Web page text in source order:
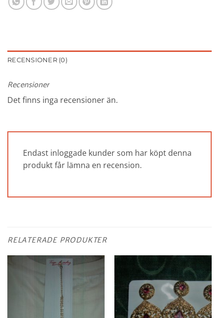
RECENSIONER (0)
Recensioner
Det finns inga recensioner än.
Endast inloggade kunder som har köpt denna
produkt får lämna en recension.
RELATERADE PRODUKTER